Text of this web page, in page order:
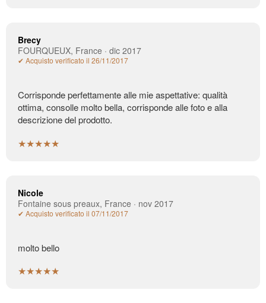
Brecy
FOURQUEUX, France · dic 2017
✔ Acquisto verificato il 26/11/2017
Corrisponde perfettamente alle mie aspettative: qualità
ottima, consolle molto bella, corrisponde alle foto e alla
descrizione del prodotto.
★★★★★
Nicole
Fontaine sous preaux, France · nov 2017
✔ Acquisto verificato il 07/11/2017
molto bello
★★★★★